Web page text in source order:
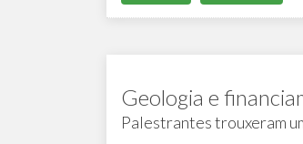
Geologia e
Palestrantes trouxeram